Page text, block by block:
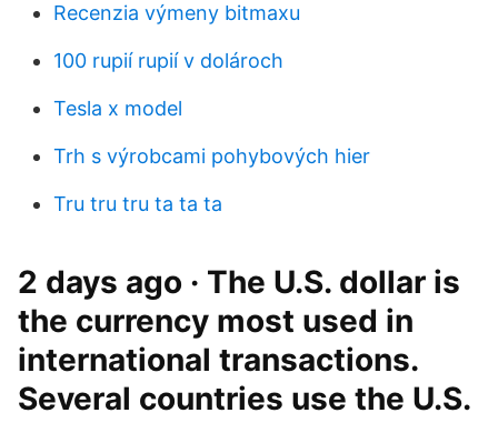
Recenzia výmeny bitmaxu
100 rupií rupií v dolároch
Tesla x model
Trh s výrobcami pohybových hier
Tru tru tru ta ta ta
2 days ago · The U.S. dollar is
the currency most used in
international transactions.
Several countries use the U.S.